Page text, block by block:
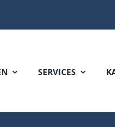
SERVICES